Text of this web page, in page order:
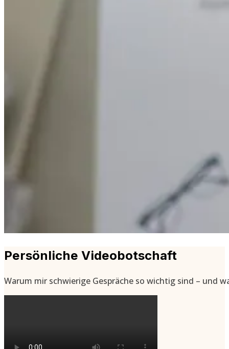
Persönliche Videobotschaft
Warum mir schwierige Gespräche so wichtig sind – und